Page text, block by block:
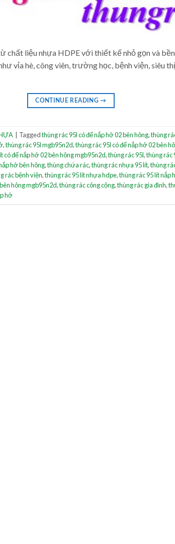
liệu nhựa HDPE với thiết kế nhỏ gọn và
vỉa hè, công viên, trường học, bệnh viện, siêu
CONTINUE READING→
Taggedthùng rác 95l có đế nắp hở 02 bên hông,thùng
,thùng rác 95l mgb95n2d,thùng rác 95l có đế nắp hở 02 bên
có đế nắp hở 02 bên hông mgb95n2d,thùng rác 95l,thùng rác
hở bên hông,thùng chứa rác,thùng rác nhựa 95 lít,thùng
rác bệnh viện,thùng rác 95 lít nhựa hdpe,thùng rác 95 lít nắp
hông mgb95n2d,thùng rác công cộng,thùng rác gia đình,
hở